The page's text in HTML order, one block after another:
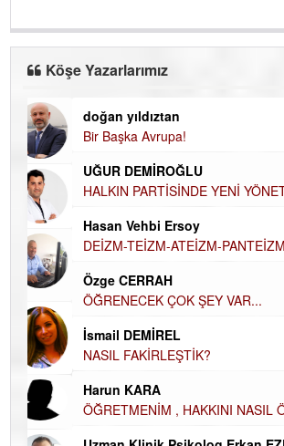
Köşe Yazarlarımız
doğan yıldıztan
Bir Başka Avrupa!
UĞUR DEMİROĞLU
HALKIN PARTİSİNDE YENİ YÖNETİM
BELİRLENDİ…
Hasan Vehbi Ersoy
DEİZM-TEİZM-ATEİZM-PANTEİZM’E BAKIŞ
Özge CERRAH
ÖĞRENECEK ÇOK ŞEY VAR...
İsmail DEMİREL
NASIL FAKİRLEŞTİK?